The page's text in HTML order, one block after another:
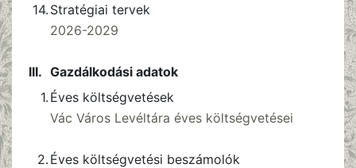
14. Stratégiai tervek
2026-2029
III. Gazdálkodási adatok
1. Éves költségvetések
Vác Város Levéltára éves költségvetései
2. Éves költségvetési beszámolók